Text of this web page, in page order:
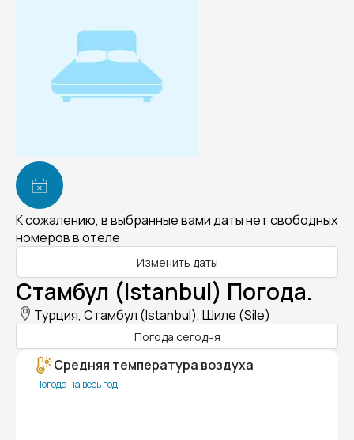
К сожалению, в выбранные вами даты нет свободных
номеров в отеле
Изменить даты
Стамбул (Istanbul) Погода.
Турция, Стамбул (Istanbul), Шиле (Sile)
Погода сегодня
Средняя температура воздуха
Погода на весь год